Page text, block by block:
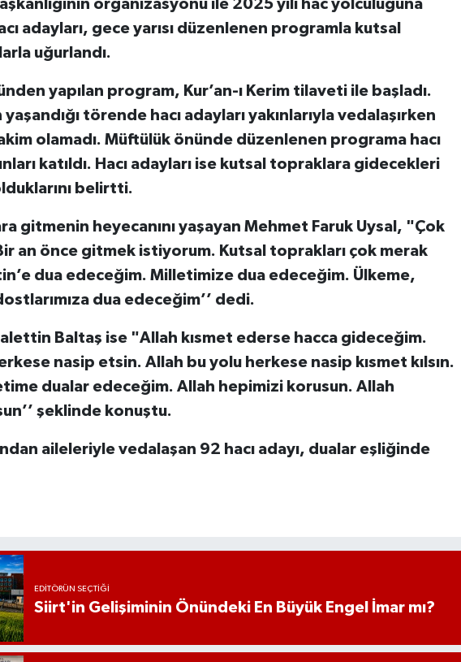
organizasyonu ile 2025 yılı hac yolculuğuna
adayları, gece yarısı düzenlenen programla kutsal
uğurlandı.
yapılan program, Kur’an-ı Kerim tilaveti ile başladı.
yaşandığı törende hacı adayları yakınlarıyla vedalaşırken
olamadı. Müftülük önünde düzenlenen programa hacı
katıldı. Hacı adayları ise kutsal topraklara gidecekleri
belirtti.
gitmenin heyecanını yaşayan Mehmet Faruk Uysal, "Çok
an önce gitmek istiyorum. Kutsal toprakları çok merak
dua edeceğim. Milletimize dua edeceğim. Ülkeme,
dua edeceğim’’ dedi.
Baltaş ise "Allah kısmet ederse hacca gideceğim.
nasip etsin. Allah bu yolu herkese nasip kısmet kılsın.
dualar edeceğim. Allah hepimizi korusun. Allah
şeklinde konuştu.
aileleriyle vedalaşan 92 hacı adayı, dualar eşliğinde
EDITÖRÜN SEÇTIĞI
Siirt'in Gelişiminin Önündeki En Büyük Engel İmar mı?